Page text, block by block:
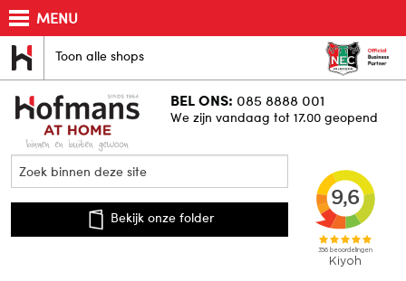
MENU
Toon alle shops
BEL ONS: 085 8888 001
We zijn vandaag tot 17.00 geopend
Bekijk onze folder